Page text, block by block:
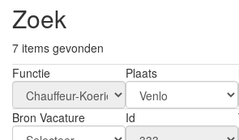
Zoek
7 items gevonden
Functie
Plaats
Bron Vacature Id